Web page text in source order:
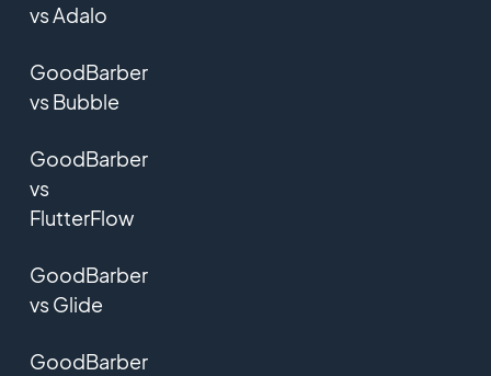
vs Adalo
GoodBarber
vs Bubble
GoodBarber
vs
FlutterFlow
GoodBarber
vs Glide
GoodBarber